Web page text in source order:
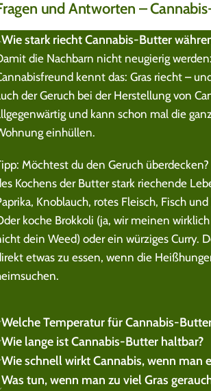
und Antworten –
Wie stark riecht Cannabis-Butter
die Nachbarn nicht neugierig
kennt das: Gras riecht –
der Geruch bei der Herstellung von
und kann schon mal die
einhüllen.
Möchtest du den Geruch
Kochens der Butter stark riechende
Knoblauch, rotes Fleisch, Fisch
koche Brokkoli (ja, wir meinen
dein Weed) oder ein würziges Curry.
etwas zu essen, wenn die
Welche Temperatur für Cannabis-
Wie lange ist Cannabis-Butter haltbar?
Wie schnell wirkt Cannabis, wenn man
Was tun, wenn man zu viel Gras